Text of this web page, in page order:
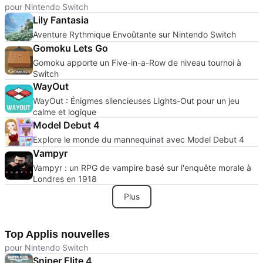
pour Nintendo Switch
Lily Fantasia
Aventure Rythmique Envoûtante sur Nintendo Switch
Gomoku Lets Go
Gomoku apporte un Five-in-a-Row de niveau tournoi à
Switch
WayOut
WayOut : Énigmes silencieuses Lights-Out pour un jeu
calme et logique
Model Debut 4
Explore le monde du mannequinat avec Model Debut 4
Vampyr
Vampyr : un RPG de vampire basé sur l'enquête morale à
Londres en 1918
Plus
Top Applis nouvelles
pour Nintendo Switch